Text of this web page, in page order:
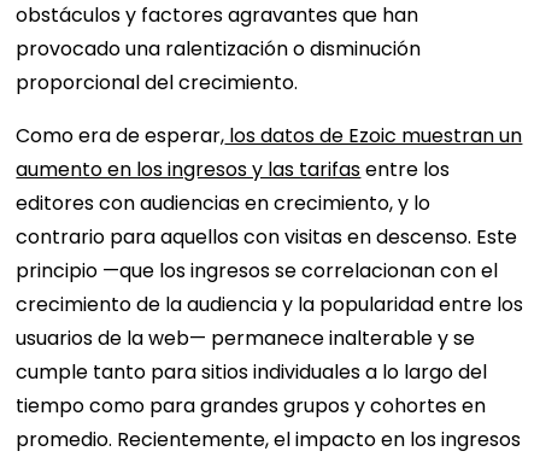
obstáculos y factores agravantes que han
provocado una ralentización o disminución
proporcional del crecimiento.
Como era de esperar, los datos de Ezoic muestran un
aumento en los ingresos y las tarifasentre los
editores con audiencias en crecimiento, y lo
contrario para aquellos con visitas en descenso. Este
principio —que los ingresos se correlacionan con el
crecimiento de la audiencia y la popularidad entre los
usuarios de la web— permanece inalterable y se
cumple tanto para sitios individuales a lo largo del
tiempo como para grandes grupos y cohortes en
promedio. Recientemente, el impacto en los ingresos